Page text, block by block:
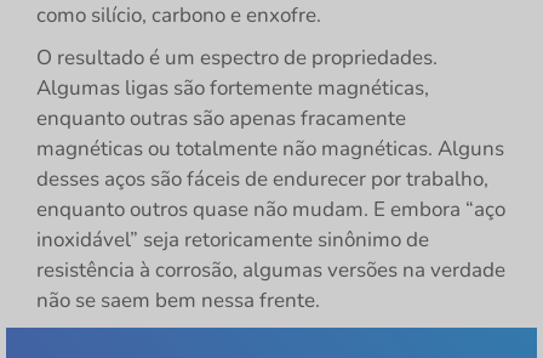
como silício, carbono e enxofre.
O resultado é um espectro de propriedades.
Algumas ligas são fortemente magnéticas,
enquanto outras são apenas fracamente
magnéticas ou totalmente não magnéticas. Alguns
desses aços são fáceis de endurecer por trabalho,
enquanto outros quase não mudam. E embora “aço
inoxidável” seja retoricamente sinônimo de
resistência à corrosão, algumas versões na verdade
não se saem bem nessa frente.